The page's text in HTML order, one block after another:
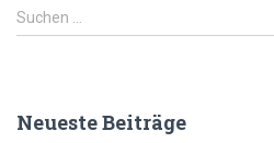
S
u
n
Suchen …
Neueste Beiträge